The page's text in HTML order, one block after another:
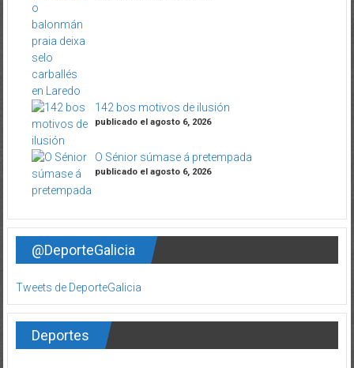
142 bos motivos de ilusión
publicado el agosto 6, 2026
O Sénior súmase á pretempada
publicado el agosto 6, 2026
@DeporteGalicia
Tweets de DeporteGalicia
Deportes